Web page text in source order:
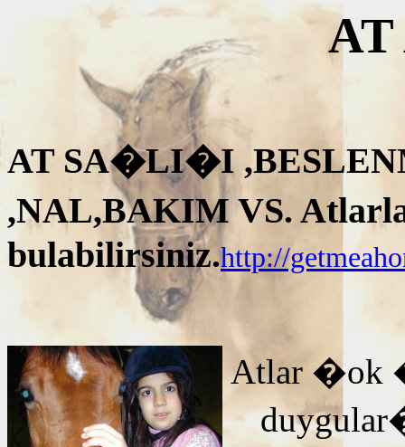
AT SA�LI�I
,NAL,BAKIM VS.
bulabilirsiniz.http://
Atlar �ok